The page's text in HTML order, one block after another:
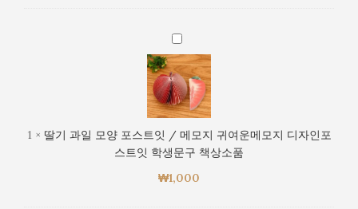
소
품
포
스
트
잇
학
생
문
책
메
지
귀
여
운
메
모
지
딸
기
과
일
모
포
스
트
1 × 딸기 과일 모양 포스트잇 / 메모지 귀여운메모지 디자인포
스트잇 학생문구 책상소품
₩1,000